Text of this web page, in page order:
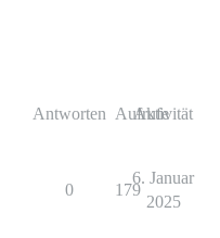
Antworten Aufrufe
Aktivität
0 179
6. Januar
2025